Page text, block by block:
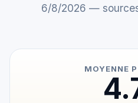
6/8/2026 —
MOYENNE